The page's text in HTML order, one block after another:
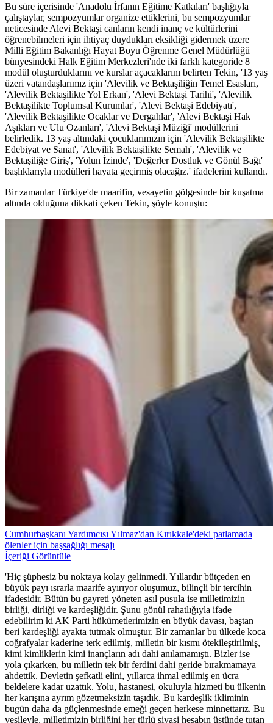
Bu süre içerisinde 'Anadolu İrfanın Eğitime Katkıları' başlığıyla
çalıştaylar, sempozyumlar organize ettiklerini, bu sempozyumlar
neticesinde Alevi Bektaşi canların kendi inanç ve kültürlerini
öğrenebilmeleri için ihtiyaç duydukları eksikliği gidermek üzere
Milli Eğitim Bakanlığı Hayat Boyu Öğrenme Genel Müdürlüğü
bünyesindeki Halk Eğitim Merkezleri'nde iki farklı kategoride 8
modül oluşturduklarını ve kurslar açacaklarını belirten Tekin, '13 yaş
üzeri vatandaşlarımız için 'Alevilik ve Bektaşiliğin Temel Esasları,
'Alevilik Bektaşilikte Yol Erkan', 'Alevi Bektaşi Tarihi', 'Alevilik
Bektaşilikte Toplumsal Kurumlar', 'Alevi Bektaşi Edebiyatı',
'Alevilik Bektaşilikte Ocaklar ve Dergahlar', 'Alevi Bektaşi Hak
Aşıkları ve Ulu Ozanları', 'Alevi Bektaşi Müziği' modüllerini
belirledik. 13 yaş altındaki çocuklarımızın için 'Alevilik Bektaşilikte
Edebiyat ve Sanat', 'Alevilik Bektaşilikte Semah', 'Alevilik ve
Bektaşiliğe Giriş', 'Yolun İzinde', 'Değerler Dostluk ve Gönül Bağı'
başlıklarıyla modülleri hayata geçirmiş olacağız.' ifadelerini kullandı.
Bir zamanlar Türkiye'de maarifin, vesayetin gölgesinde bir kuşatma
altında olduğuna dikkati çeken Tekin, şöyle konuştu:
Cumhurbaşkanı Yardımcısı Yılmaz'dan Kırıkkale'deki patlamada
ölenler için başsağlığı mesajı
İçeriği Görüntüle
'Hiç şüphesiz bu noktaya kolay gelinmedi. Yıllardır bütçeden en
büyük payı ısrarla maarife ayırıyor oluşumuz, bilinçli bir tercihin
ifadesidir. Bütün bu gayreti yöneten asıl pusula ise milletimizin
birliği, dirliği ve kardeşliğidir. Şunu gönül rahatlığıyla ifade
edebilirim ki AK Parti hükümetlerimizin en büyük davası, baştan
beri kardeşliği ayakta tutmak olmuştur. Bir zamanlar bu ülkede koca
coğrafyalar kaderine terk edilmiş, milletin bir kısmı ötekileştirilmiş,
kimi kimliklerin kimi inançların adı dahi anılamamıştı. Bizler ise
yola çıkarken, bu milletin tek bir ferdini dahi geride bırakmamaya
ahdettik. Devletin şefkatli elini, yıllarca ihmal edilmiş en ücra
beldelere kadar uzattık. Yolu, hastanesi, okuluyla hizmeti bu ülkenin
her karışına ayrım gözetmeksizin taşıdık. Bu kardeşlik ikliminin
bugün daha da güçlenmesinde emeği geçen herkese minnettarız. Bu
vesileyle, milletimizin birliğini her türlü siyasi hesabın üstünde tutan